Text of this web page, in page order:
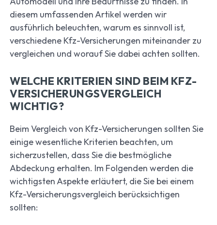
diesem umfassenden Artikel werden wir
ausführlich beleuchten, warum es sinnvoll ist,
verschiedene Kfz-Versicherungen miteinander zu
vergleichen und worauf Sie dabei achten sollten.
WELCHE KRITERIEN SIND BEIM KFZ-
VERSICHERUNGSVERGLEICH
WICHTIG?
Beim Vergleich von Kfz-Versicherungen sollten Sie
einige wesentliche Kriterien beachten, um
sicherzustellen, dass Sie die bestmögliche
Abdeckung erhalten. Im Folgenden werden die
wichtigsten Aspekte erläutert, die Sie bei einem
Kfz-Versicherungsvergleich berücksichtigen
sollten: